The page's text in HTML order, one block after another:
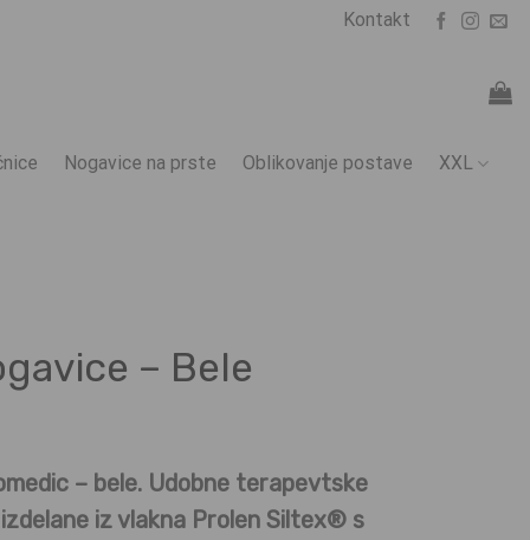
Kontakt
Nogavice na prste Oblikovanje postave XXL
– Bele
– bele. Udobne terapevtske
iz vlakna Prolen Siltex® s